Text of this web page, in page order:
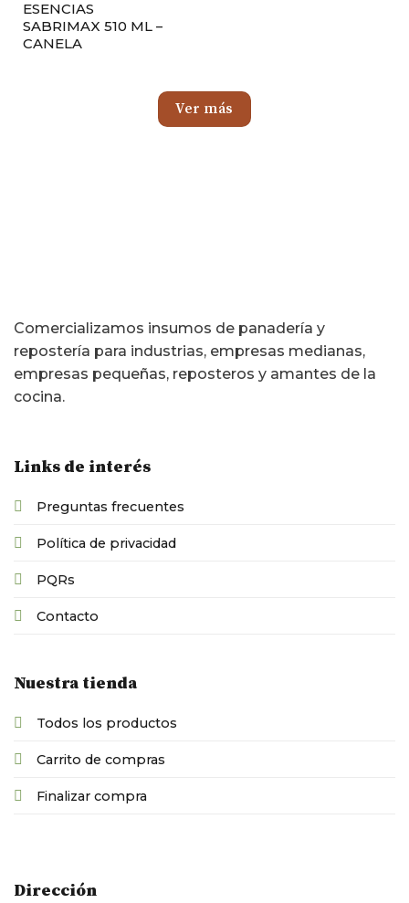
ESENCIAS
SABRIMAX 510 ML –
CANELA
Ver más
Comercializamos insumos de panadería y
repostería para industrias, empresas medianas,
empresas pequeñas, reposteros y amantes de la
cocina.
Links de interés
Preguntas frecuentes
Política de privacidad
PQRs
Contacto
Nuestra tienda
Todos los productos
Carrito de compras
Finalizar compra
Dirección